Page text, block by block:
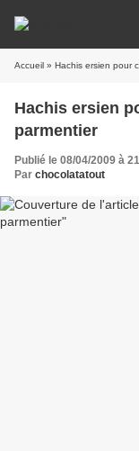
Accueil » Hachis ersien pour
Hachis ersien
parmentier
Publié le 08/04/2009 à
Par chocolatatout